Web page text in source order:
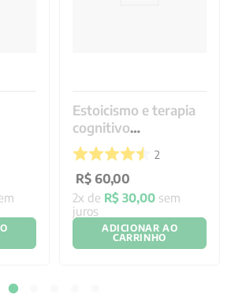
Estoicismo e terapia
cognitivo
comportamental
2
R$ 60,00
2x de R$ 30,00 sem
juros
ADICIONAR AO
CARRINHO